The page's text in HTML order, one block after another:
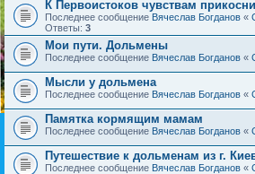
К Первоистоков чувствам
Последнее сообщение Вячеслав Богданов «
Ответы: 3
Мои пути. Дольмены
Последнее сообщение Вячеслав Богданов «
Мысли у дольмена
Последнее сообщение Вячеслав Богданов «
Памятка кормящим мамам
Последнее сообщение Вячеслав Богданов «
Путешествие к дольменам из г.
Последнее сообщение Вячеслав Богданов «